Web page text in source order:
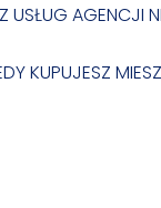
USŁUG AGENCJI
KUPUJESZ